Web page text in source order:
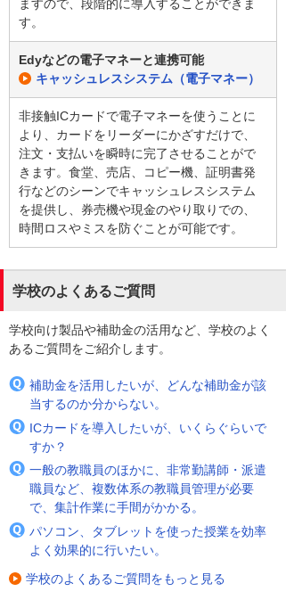
ますので、段階的に導入することができま
す。
Edyなどの電子マネーと連携可能
キャッシュレスシステム（電子マネー）
非接触ICカードで電子マネーを使うことに
より、カードをリーダーにかざすだけで、
注文・支払いを瞬時に完了させることがで
きます。食堂、売店、コピー機、証明書発
行などのシーンでキャッシュレスシステム
を提供し、券売機や現金のやり取りでの、
時間ロスやミスを防ぐことが可能です。
学校のよくあるご質問
学校向け製品や補助金の活用など、学校のよく
あるご質問をご紹介します。
補助金を活用したいが、どんな補助金が該
当するのか分からない。
ICカードを導入したいが、いくらぐらいで
すか？
一般の教職員のほかに、非常勤講師・派遣
職員など、複数体系の教職員管理が必要
で、集計作業に手間がかかる。
パソコン、タブレットを使った授業を効率
よく効果的に行いたい。
学校のよくあるご質問をもっと見る